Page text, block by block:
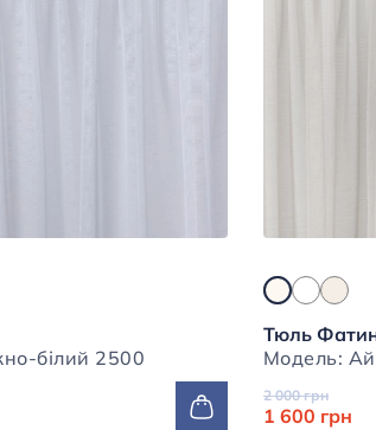
Модель: Сніжно-білий 2500
Тюль
2 000 грн
1 600 грн